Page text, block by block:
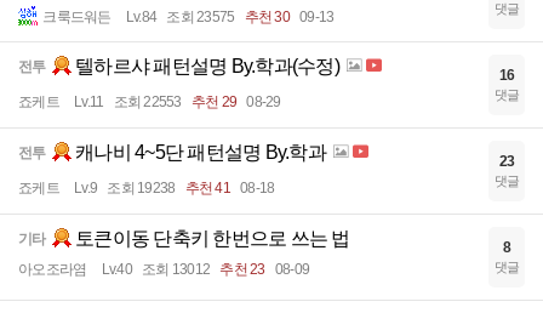
크룩드워든 Lv.84 조회 23575 추천 30 09-13 댓글
전투 텔하르샤 패턴설명 By.학과(수정)
죠케트 Lv.11 조회 22553 추천 29 08-29
16
댓글
전투 캐나비 4~5단 패턴설명 By.학과
죠케트 Lv.9 조회 19238 추천 41 08-18
23
댓글
기타 토큰이동 단축키 한번으로 쓰는 법
아오조라염 Lv.40 조회 13012 추천 23 08-09
8
댓글